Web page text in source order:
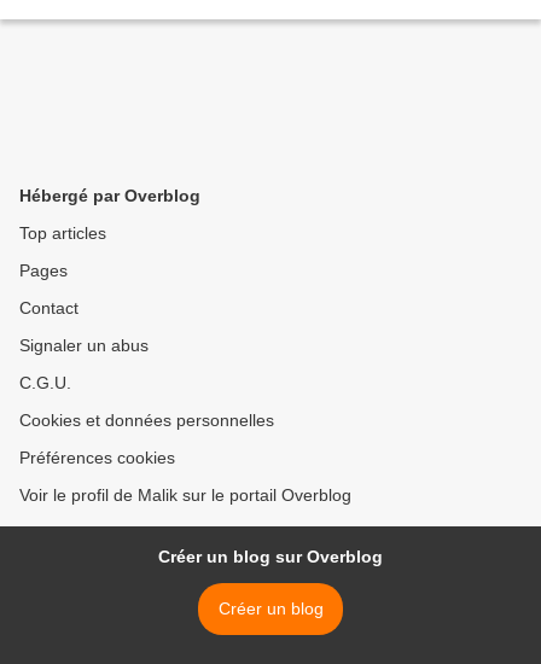
Hébergé par Overblog
Top articles
Pages
Contact
Signaler un abus
C.G.U.
Cookies et données personnelles
Préférences cookies
Voir le profil de Malik sur le portail Overblog
Créer un blog sur Overblog
Créer un blog